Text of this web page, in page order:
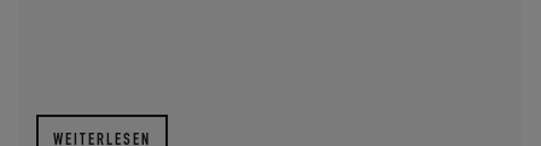
WEITERLESEN